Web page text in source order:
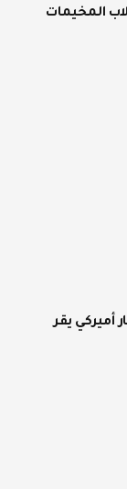
المخيمات
84 راكبا.. طيار أميركي يقر